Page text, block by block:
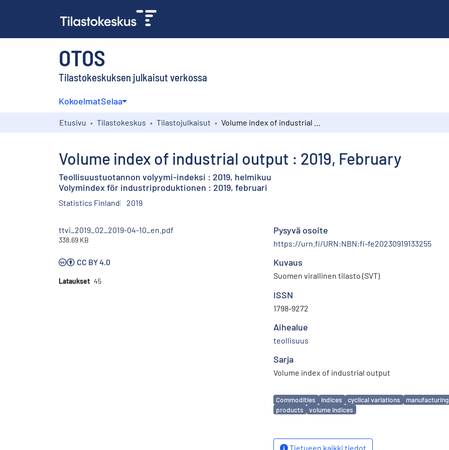
OTOS
Tilastokeskuksen julkaisut verkossa
KokoelmatSelaa
Etusivu Tilastokeskus Tilastojulkaisut
Volume index of industrial output : 2019, February
Teollisuustuotannon volyymi-indeksi : 2019, helmikuu
Volymindex för industriproduktionen : 2019, februari
Statistics Finland 2019
ttvi_2019_02_2019-04-10_en.pdf
338.69 KB
CC BY 4.0
Lataukset 45
Pysyvä osoite
https://urn.fi/URN:NBN:fi-fe20230919133255
Kuvaus
Suomen virallinen tilasto (SVT)
ISSN
1798-9272
Aihealue
teollisuus
Sarja
Volume index of industrial output
Avainsanat
Commodities indices cyclical variations manufacturing
products
volume indices
Tietueen kaikki tiedot